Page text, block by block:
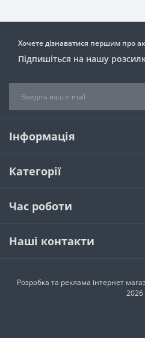
Хочете дізнаватися першим про
Підпишіться на нашу
Інформація
Категорії
Час роботи
Наші контакти
Розробка та реклама інтернет
2026